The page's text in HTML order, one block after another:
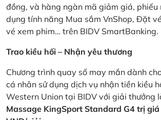
đồng, và hàng ngàn mã giảm giá, phiếu
dụng tính năng Mua sắm VnShop, Đặt
vé xem phim… trên BIDV SmartBanking.
Trao kiều hối – Nhận yêu thương
Chương trình quay số may mắn dành
cá nhân sử dụng dịch vụ nhận tiền kiều
Western Union tại BIDV với giải thưởng
Massage KingSport Standard G4 trị